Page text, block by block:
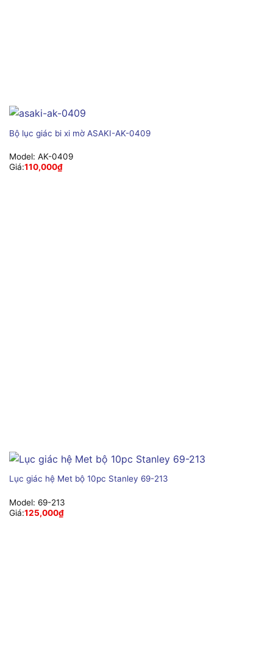
Bộ lục giác bi xi mờ ASAKI-AK-0409
Model: AK-0409
Giá:110,000₫
Lục giác hệ Met bộ 10pc Stanley 69-213
Model: 69-213
Giá:125,000₫